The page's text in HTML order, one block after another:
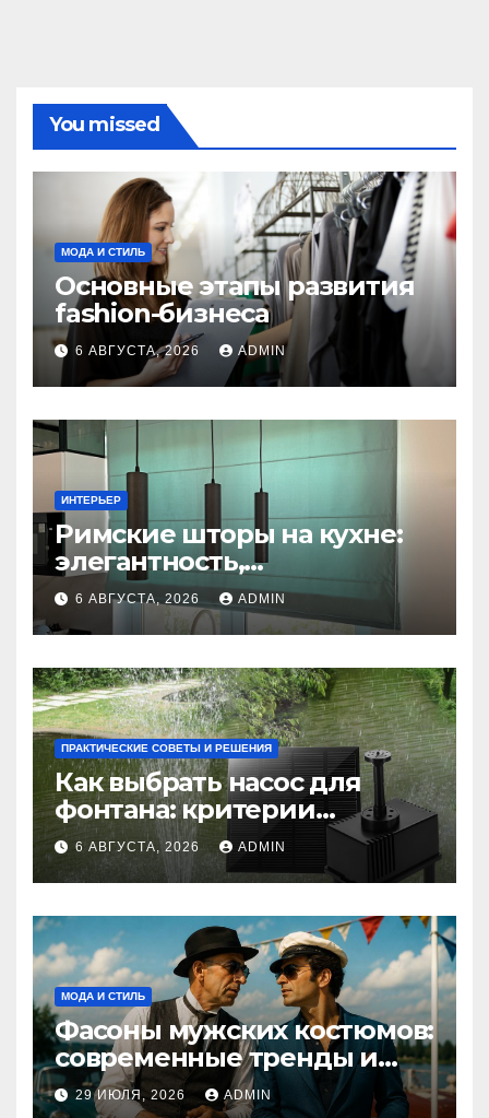
You missed
МОДА И СТИЛЬ
Основные этапы развития
fashion-бизнеса
6 АВГУСТА, 2026 ADMIN
ИНТЕРЬЕР
Римские шторы на кухне:
элегантность,
практичность и стиль
6 АВГУСТА, 2026 ADMIN
ПРАКТИЧЕСКИЕ СОВЕТЫ И РЕШЕНИЯ
Как выбрать насос для
фонтана: критерии
мощности и правильный
расчет
6 АВГУСТА, 2026 ADMIN
МОДА И СТИЛЬ
Фасоны мужских костюмов:
современные тренды и
классика
29 ИЮЛЯ, 2026 ADMIN